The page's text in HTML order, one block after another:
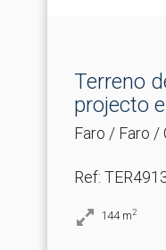
Terreno
projecto
Faro / Faro /
Ref:
144 m2